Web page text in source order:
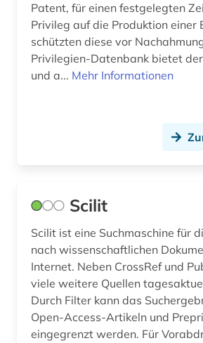
raumfahrttechnik (1)
recherchetool (1)
recht (1)
russland (1)
röntgen (1)
slavistik (1)
Patent, für einen festgelegten
Privileg auf die Produktion einer
schützten diese vor Nachahmung.
Privilegien-Datenbank bietet
und a... Mehr Informationen
Scilit
Scilit ist eine Suchmaschine für
nach wissenschaftlichen
Internet. Neben CrossRef und
viele weitere Quellen
Durch Filter kann das
Open-Access-Artikeln und
eingegrenzt werden. Für